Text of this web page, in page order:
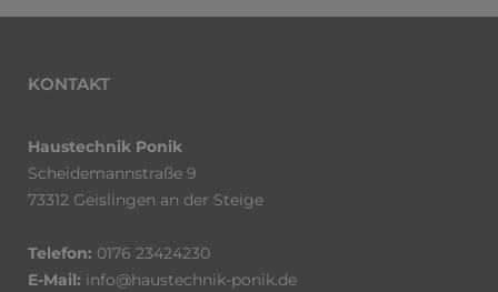
KONTAKT
Haustechnik Ponik
Scheidemannstraße 9
73312 Geislingen an der Steige
Telefon: 0176 23424230
E-Mail: info@haustechnik-ponik.de